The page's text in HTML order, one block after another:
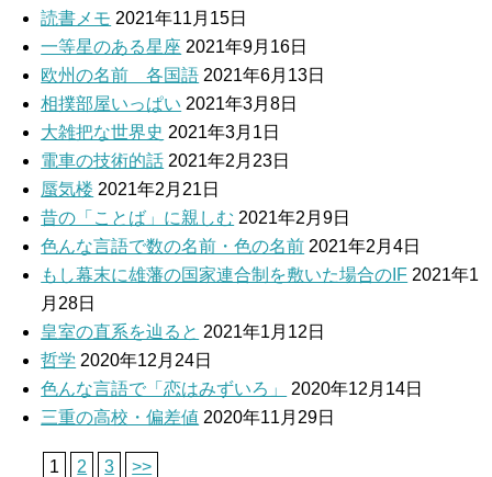
読書メモ 2021年11月15日
一等星のある星座 2021年9月16日
欧州の名前 各国語 2021年6月13日
相撲部屋いっぱい 2021年3月8日
大雑把な世界史 2021年3月1日
電車の技術的話 2021年2月23日
蜃気楼 2021年2月21日
昔の「ことば」に親しむ 2021年2月9日
色んな言語で数の名前・色の名前 2021年2月4日
もし幕末に雄藩の国家連合制を敷いた場合のIF 2021年1
月28日
皇室の直系を辿ると 2021年1月12日
哲学 2020年12月24日
色んな言語で「恋はみずいろ」
2020年12月14日
三重の高校・偏差値 2020年11月29日
1 2 3 >>